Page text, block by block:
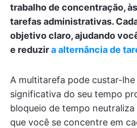
trabalho de concentração,
tarefas administrativas.
objetivo claro, ajudando
e reduzira alternância de
A multitarefa pode custar-
significativa do seu tempo
bloqueio de tempo
que você se concentre em